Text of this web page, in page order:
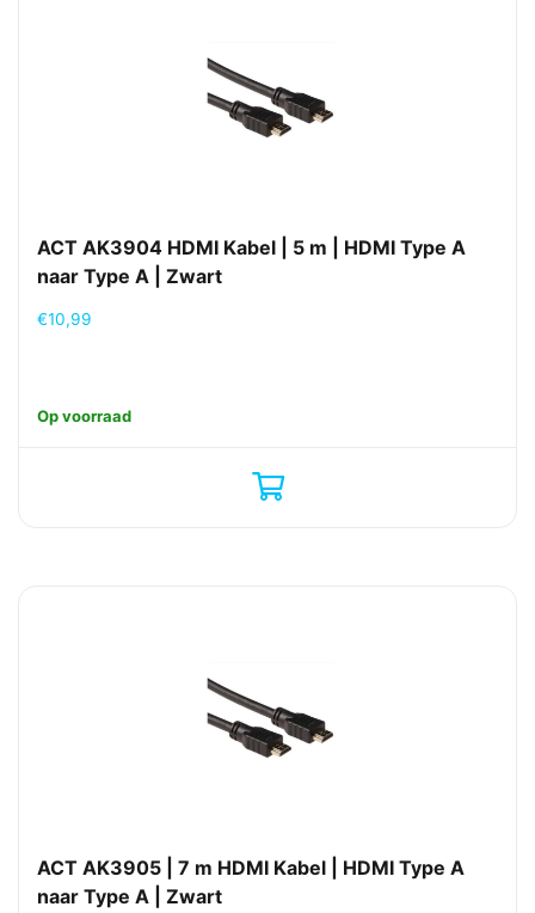
ACT AK3904 HDMI Kabel | 5 m | HDMI Type A
naar Type A | Zwart
€10,99
Op voorraad
ACT AK3905 | 7 m HDMI Kabel | HDMI Type A
naar Type A | Zwart